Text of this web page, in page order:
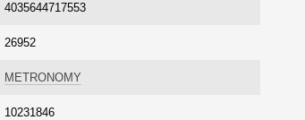
4035644717553
26952
METRONOMY
10231846